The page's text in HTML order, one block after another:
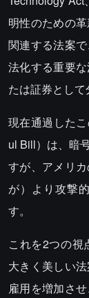
明性のための
関連する法案
法化する重要
たは証券として
現在通過した
ul Bill）は、暗
すが、アメリ
が）より攻撃
す。
これを2つの視
大きく美しい
雇用を増加さ